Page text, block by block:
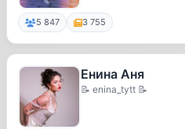
5 847 3 755
Енина Аня
📝 enina_tytt 📝